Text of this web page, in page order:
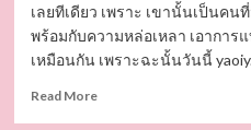
เลยทีเดียว เพราะ เขานั้นเป็นค
พร้อมกับความหล่อเหลา เอาการ
เหมือนกัน เพราะฉะนั้นวันนี้
Read MoreRead